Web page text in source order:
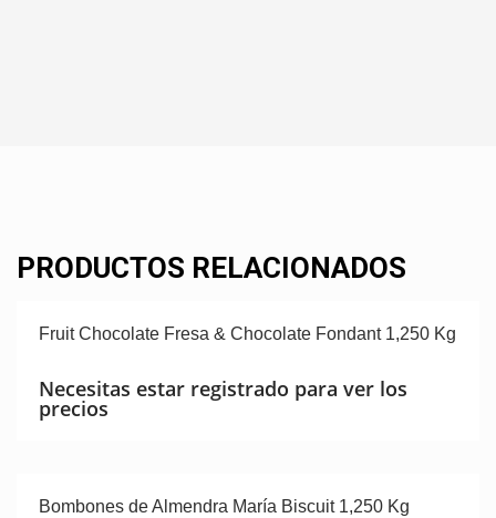
PRODUCTOS RELACIONADOS
Fruit Chocolate Fresa & Chocolate Fondant 1,250 Kg
Necesitas estar registrado para ver los
precios
Bombones de Almendra María Biscuit 1,250 Kg